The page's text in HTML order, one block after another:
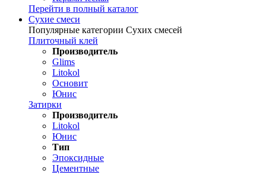
Перейти в полный каталог
Сухие смеси
Популярные категории Сухих смесей
Плиточный клей
Производитель
Glims
Litokol
Основит
Юнис
Затирки
Производитель
Litokol
Юнис
Тип
Эпоксидные
Цементные